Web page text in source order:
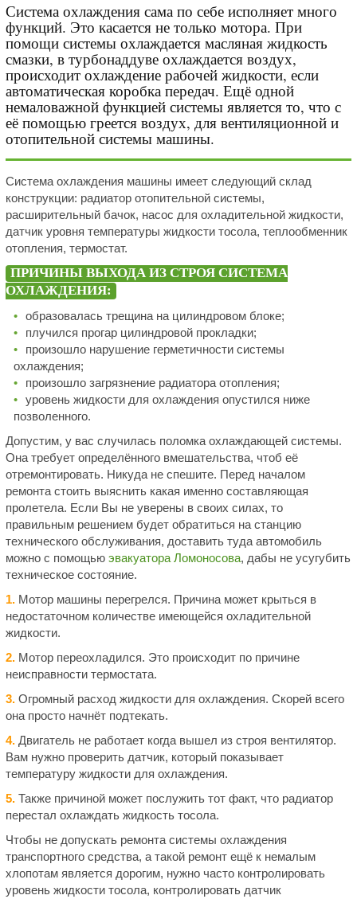
Система охлаждения сама по себе исполняет много
функций. Это касается не только мотора. При
помощи системы охлаждается масляная жидкость
смазки, в турбонаддуве охлаждается воздух,
происходит охлаждение рабочей жидкости, если
автоматическая коробка передач. Ещё одной
немаловажной функцией системы является то, что с
её помощью греется воздух, для вентиляционной и
отопительной системы машины.
Система охлаждения машины имеет следующий склад
конструкции: радиатор отопительной системы,
расширительный бачок, насос для охладительной жидкости,
датчик уровня температуры жидкости тосола, теплообменник
отопления, термостат.
ПРИЧИНЫ ВЫХОДА ИЗ СТРОЯ СИСТЕМА
ОХЛАЖДЕНИЯ:
образовалась трещина на цилиндровом блоке;
плучился прогар цилиндровой прокладки;
произошло нарушение герметичности системы
охлаждения;
произошло загрязнение радиатора отопления;
уровень жидкости для охлаждения опустился ниже
позволенного.
Допустим, у вас случилась поломка охлаждающей системы.
Она требует определённого вмешательства, чтоб её
отремонтировать. Никуда не спешите. Перед началом
ремонта стоить выяснить какая именно составляющая
пролетела. Если Вы не уверены в своих силах, то
правильным решением будет обратиться на станцию
технического обслуживания, доставить туда автомобиль
можно с помощью эвакуатора Ломоносова, дабы не усугубить
техническое состояние.
1.Мотор машины перегрелся. Причина может крыться в
недостаточном количестве имеющейся охладительной
жидкости.
2.Мотор переохладился. Это происходит по причине
неисправности термостата.
3.Огромный расход жидкости для охлаждения. Скорей всего
она просто начнёт подтекать.
4.Двигатель не работает когда вышел из строя вентилятор.
Вам нужно проверить датчик, который показывает
температуру жидкости для охлаждения.
5.Также причиной может послужить тот факт, что радиатор
перестал охлаждать жидкость тосола.
Чтобы не допускать ремонта системы охлаждения
транспортного средства, а такой ремонт ещё к немалым
хлопотам является дорогим, нужно часто контролировать
уровень жидкости тосола, контролировать датчик